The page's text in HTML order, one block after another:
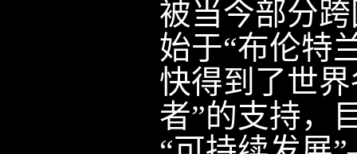
被当今部分
始于“布伦特
快得到了世
者”的支持，